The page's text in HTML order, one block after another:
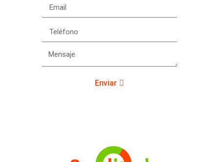
Enviar